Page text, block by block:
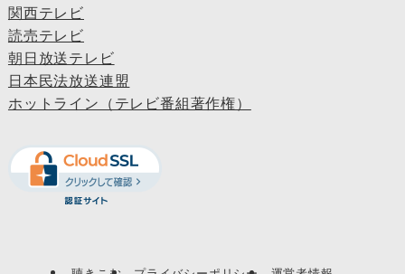
関西テレビ
読売テレビ
朝日放送テレビ
日本民法放送連盟
ホットライン（テレビ番組著作権）